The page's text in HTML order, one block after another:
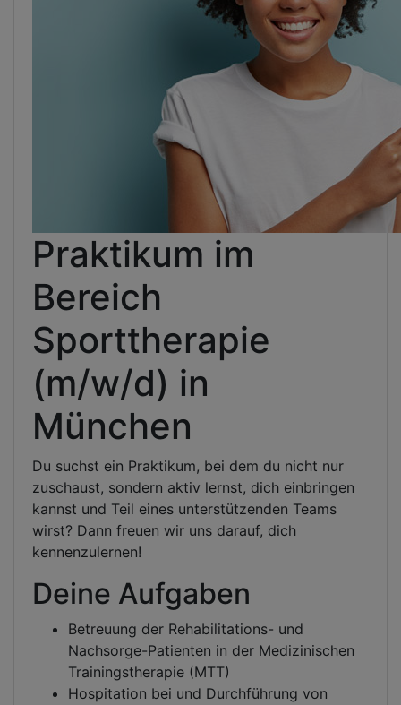
Praktikum im
Bereich
Sporttherapie
(m/w/d) in
München
Du suchst ein Praktikum, bei dem du nicht nur
zuschaust, sondern aktiv lernst, dich einbringen
kannst und Teil eines unterstützenden Teams
wirst? Dann freuen wir uns darauf, dich
kennenzulernen!
Deine Aufgaben
Betreuung der Rehabilitations- und
Nachsorge-Patienten in der Medizinischen
Trainingstherapie (MTT)
Hospitation bei und Durchführung von